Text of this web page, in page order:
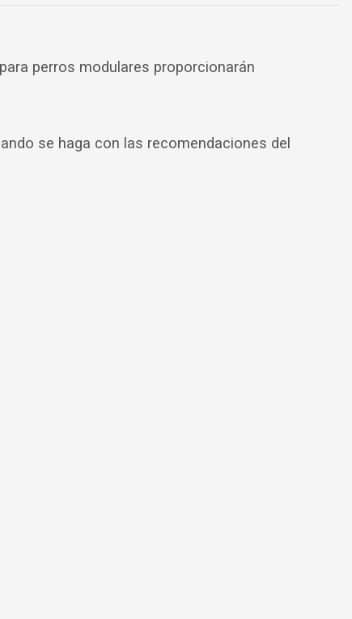
perros modulares proporcionarán
se haga con las recomendaciones del